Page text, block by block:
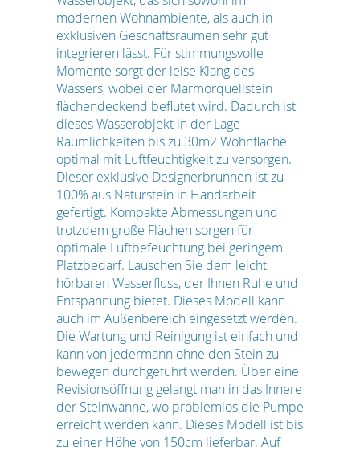
modernen Wohnambiente, als auch in
exklusiven Geschäftsräumen sehr gut
integrieren lässt. Für stimmungsvolle
Momente sorgt der leise Klang des
Wassers, wobei der Marmorquellstein
flächendeckend beflutet wird. Dadurch ist
dieses Wasserobjekt in der Lage
Räumlichkeiten bis zu 30m2 Wohnfläche
optimal mit Luftfeuchtigkeit zu versorgen.
Dieser exklusive Designerbrunnen ist zu
100% aus Naturstein in Handarbeit
gefertigt. Kompakte Abmessungen und
trotzdem große Flächen sorgen für
optimale Luftbefeuchtung bei geringem
Platzbedarf. Lauschen Sie dem leicht
hörbaren Wasserfluss, der Ihnen Ruhe und
Entspannung bietet. Dieses Modell kann
auch im Außenbereich eingesetzt werden.
Die Wartung und Reinigung ist einfach und
kann von jedermann ohne den Stein zu
bewegen durchgeführt werden. Über eine
Revisionsöffnung gelangt man in das Innere
der Steinwanne, wo problemlos die Pumpe
erreicht werden kann. Dieses Modell ist bis
zu einer Höhe von 150cm lieferbar. Auf